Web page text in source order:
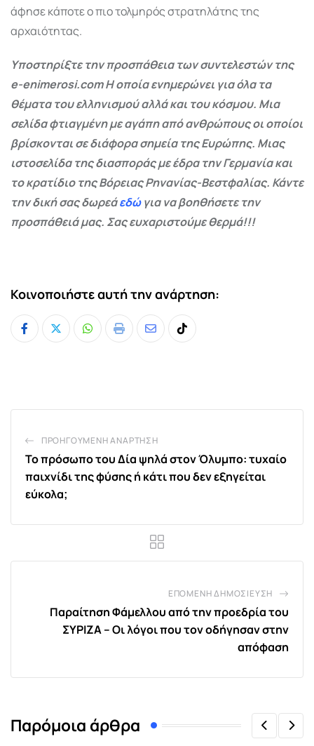
άφησε κάποτε ο πιο τολμηρός στρατηλάτης της
αρχαιότητας.
Υποστηρίξτε την προσπάθεια των συντελεστών της
e-enimerosi.com Η οποία ενημερώνει για όλα τα
θέματα του ελληνισμού αλλά και του κόσμου. Μια
σελίδα φτιαγμένη με αγάπη από ανθρώπους οι οποίοι
βρίσκονται σε διάφορα σημεία της Ευρώπης. Μιας
ιστοσελίδα της διασποράς με έδρα την Γερμανία και
το κρατίδιο της Βόρειας Ρηνανίας-Βεστφαλίας. Κάντε
την δική σας δωρεάεδώγια να βοηθήσετε την
προσπάθειά μας. Σας ευχαριστούμε θερμά!!!
Κοινοποιήστε αυτή την ανάρτηση:
Whatsapp
Print
ShareTiktok
ΠΡΟΗΓΟΎΜΕΝΗ ΑΝΆΡΤΗΣΗ
Το πρόσωπο του Δία ψηλά στον Όλυμπο: τυχαίο
παιχνίδι της φύσης ή κάτι που δεν εξηγείται
εύκολα;
ΕΠΌΜΕΝΗ ΔΗΜΟΣΊΕΥΣΗ
Παραίτηση Φάμελλου από την προεδρία του
ΣΥΡΙΖΑ – Οι λόγοι που τον οδήγησαν στην
απόφαση
Παρόμοια άρθρα